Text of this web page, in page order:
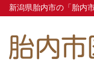
新潟県胎内市の「胎内